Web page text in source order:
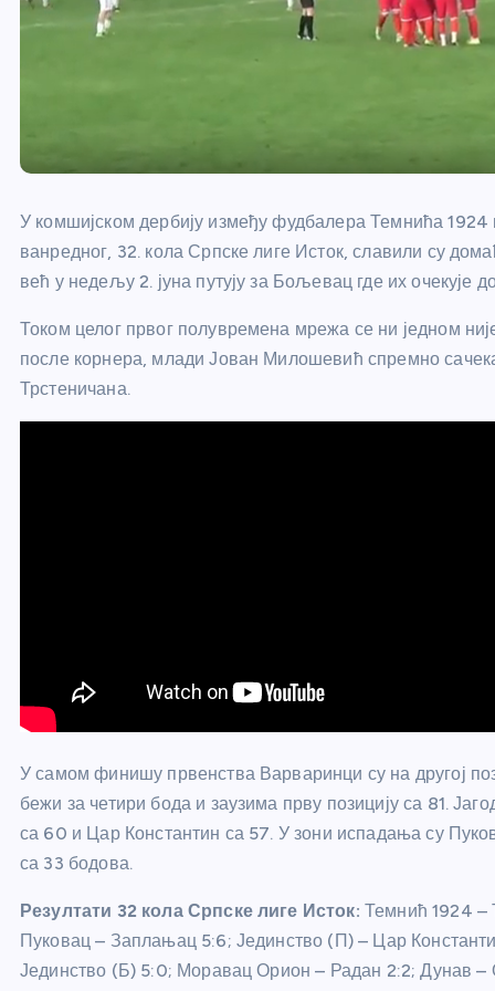
У комшијском дербију између фудбалера Темнића
ванредног, 32. кола Српске лиге Исток, славили су
већ у недељу 2. јуна путују за Бољевац где их очекује
Током целог првог полувремена мрежа се ни једном
после корнера, млади Јован Милошевић спремно
Трстеничана.
У самом финишу првенства Варваринци су на другој
бежи за четири бода и заузима прву позицију са 81.
са 60 и Цар Константин са 57. У зони испадања су
са 33 бодова.
Резултати 32 кола Српске лиге Исток: Темнић 1924 –
Пуковац – Заплањац 5:6; Јединство (П) – Цар
Јединство (Б) 5:0; Моравац Орион – Радан 2:2; Дунав